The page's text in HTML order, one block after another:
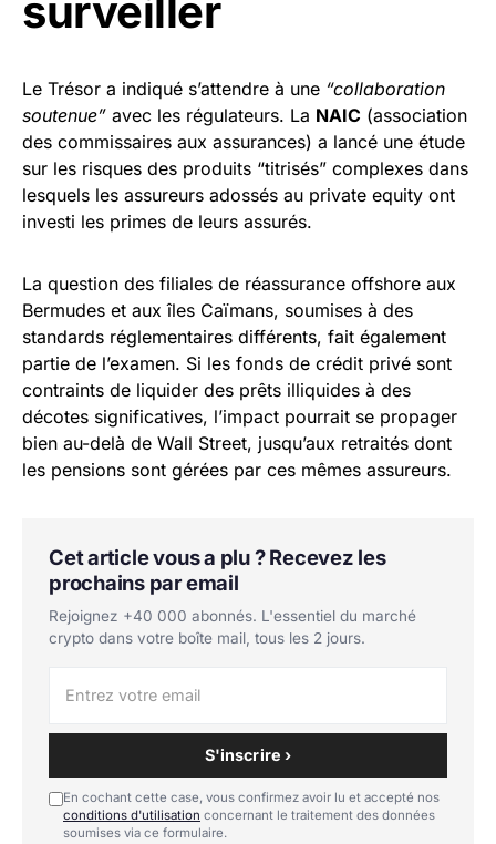
surveiller
Le Trésor a indiqué s’attendre à une “collaboration
soutenue” avec les régulateurs. La NAIC (association
des commissaires aux assurances) a lancé une étude
sur les risques des produits “titrisés” complexes dans
lesquels les assureurs adossés au private equity ont
investi les primes de leurs assurés.
La question des filiales de réassurance offshore aux
Bermudes et aux îles Caïmans, soumises à des
standards réglementaires différents, fait également
partie de l’examen. Si les fonds de crédit privé sont
contraints de liquider des prêts illiquides à des
décotes significatives, l’impact pourrait se propager
bien au-delà de Wall Street, jusqu’aux retraités dont
les pensions sont gérées par ces mêmes assureurs.
Cet article vous a plu ? Recevez les
prochains par email
Rejoignez +40 000 abonnés. L'essentiel du marché
crypto dans votre boîte mail, tous les 2 jours.
S'inscrire ›
En cochant cette case, vous confirmez avoir lu et accepté nos
conditions d'utilisation concernant le traitement des données
soumises via ce formulaire.